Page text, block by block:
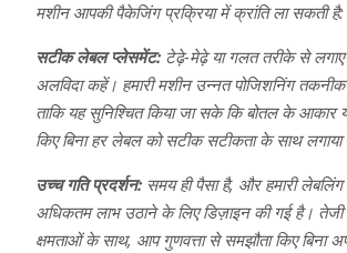
मशीन आपकी पैकेजिंग प्रक्रिया में क्रांति ला सकती है:
सटीक लेबल प्लेसमेंट:टेढ़े-मेढ़े या गलत तरीके से
अलविदा कहें। हमारी मशीन उन्नत पोजिशनिंग
ताकि यह सुनिश्चित किया जा सके कि बोतल के आकार
किए बिना हर लेबल को सटीक सटीकता के साथ लगाया
उच्च गति प्रदर्शन:समय ही पैसा है, और हमारी लेबलिंग
अधिकतम लाभ उठाने के लिए डिज़ाइन की गई है।
क्षमताओं के साथ, आप गुणवत्ता से समझौता किए बिना